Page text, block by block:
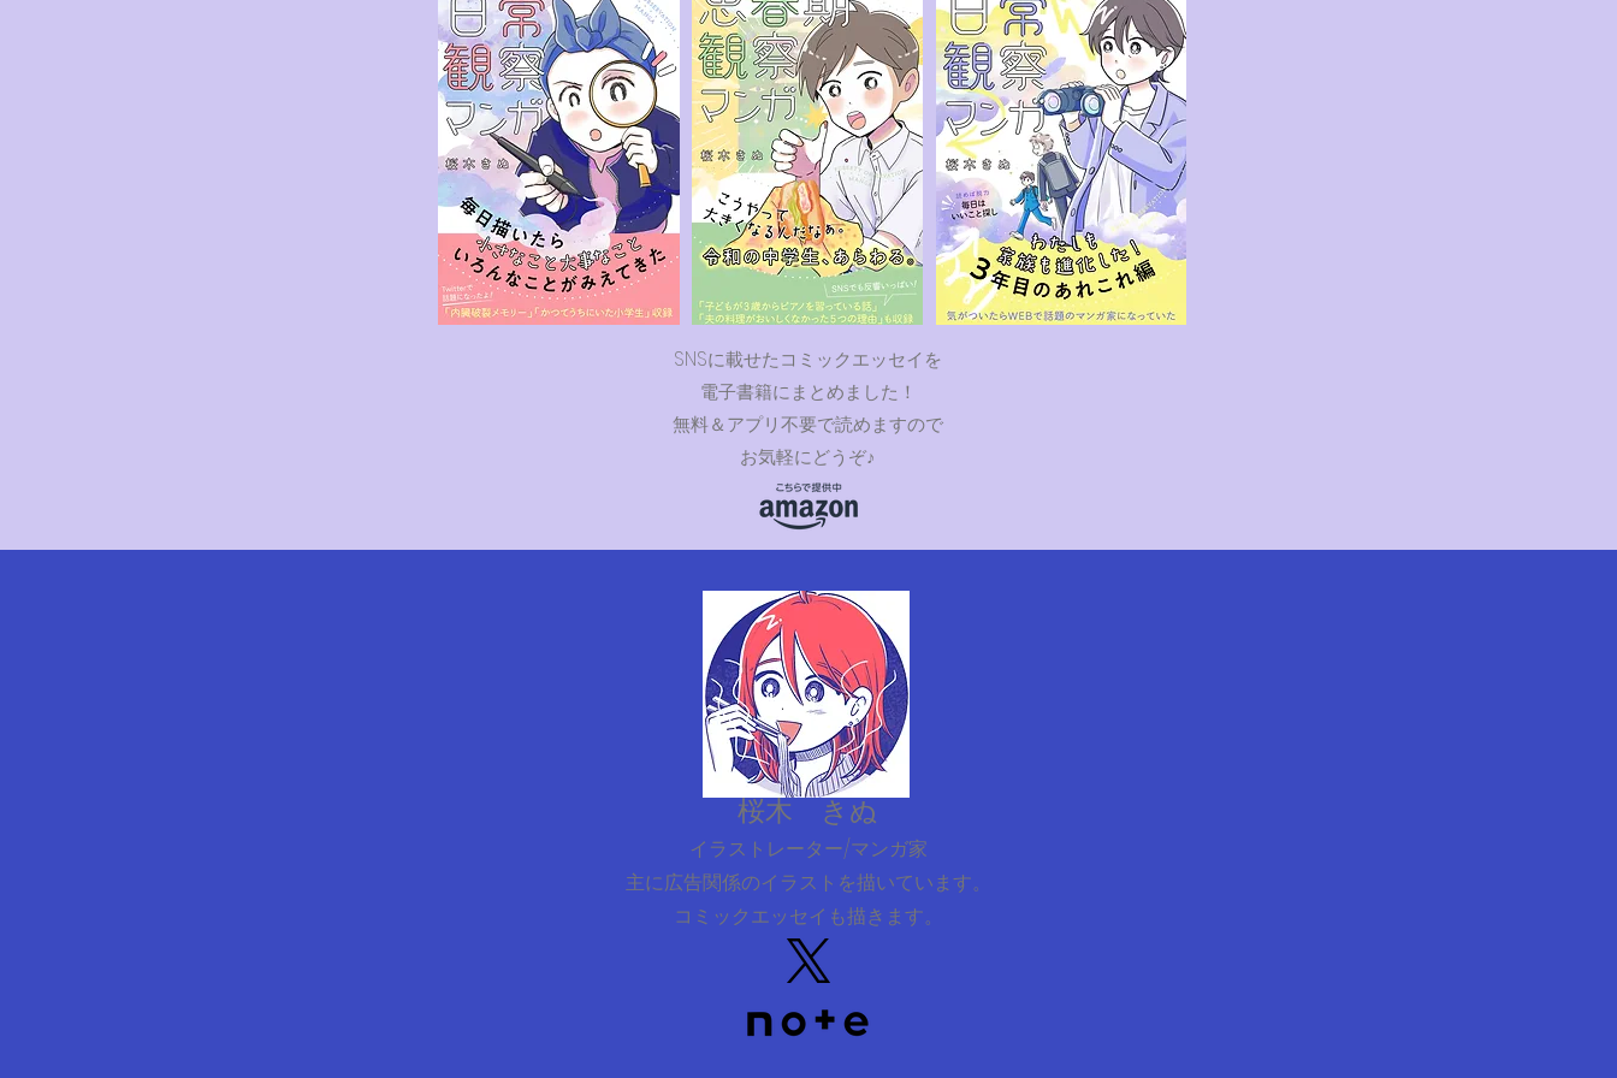
SNSに載せたコミックエッセイを
電子書籍にまとめました！
無料＆アプリ不要で読めますので
お気軽にどうぞ♪
桜木 きぬ
イラストレーター/マンガ家
主に広告関係のイラストを描いています。
コミックエッセイも描きます。